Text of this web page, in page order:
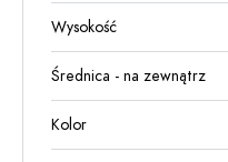
Wysokość
Średnica - na zewnątrz
Kolor